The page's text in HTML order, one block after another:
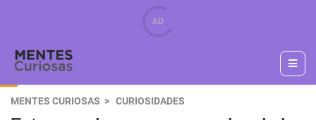
MENTES CURIOSAS CURIOSIDADES